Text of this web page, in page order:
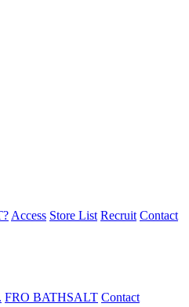
Access Store List Recruit Contact
FRO BATHSALT Contact